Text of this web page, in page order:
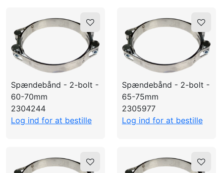
Spændebånd - 2-bolt -
60-70mm
2304244
Log ind for at bestille
Spændebånd - 2-bolt -
65-75mm
2305977
Log ind for at bestille